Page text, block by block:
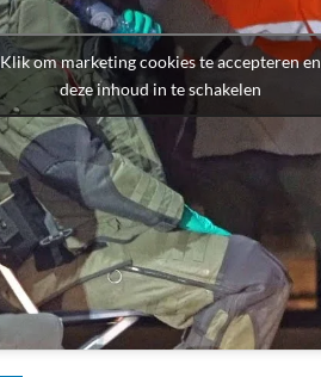
Klik om marketing cookies te accepteren en
deze inhoud in te schakelen